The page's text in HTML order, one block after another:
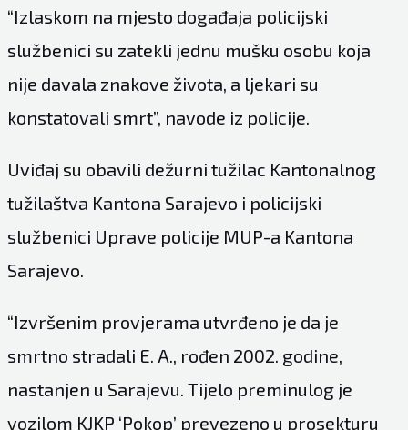
“Izlaskom na mjesto događaja policijski
službenici su zatekli jednu mušku osobu koja
nije davala znakove života, a ljekari su
konstatovali smrt”, navode iz policije.
Uviđaj su obavili dežurni tužilac Kantonalnog
tužilaštva Kantona Sarajevo i policijski
službenici Uprave policije MUP-a Kantona
Sarajevo.
“Izvršenim provjerama utvrđeno je da je
smrtno stradali E. A., rođen 2002. godine,
nastanjen u Sarajevu. Tijelo preminulog je
vozilom KJKP ‘Pokop’ prevezeno u prosekturu